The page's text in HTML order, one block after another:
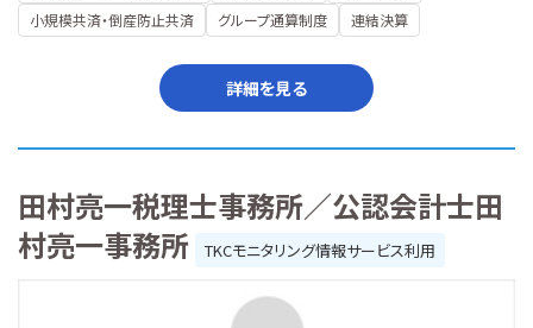
小規模共済・倒産防止共済
グループ通算制度 連結決算
詳細を見る
田村亮一税理士事務所／公認会計士田
村亮一事務所
TKCモニタリング情報サービス利用